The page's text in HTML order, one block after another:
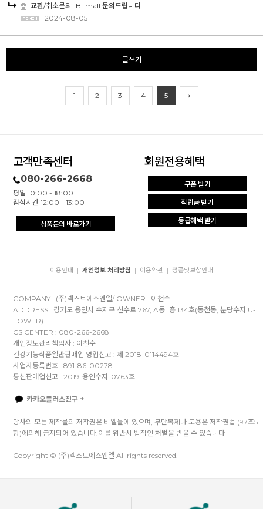
[교환/취소문의] BLmall 문의드립니다.
| 2024-08-05
글쓰기
1 2 3 4 5
고객만족센터
080-266-2668
평일 10:00 - 18:00
점심시간 12:00 - 13:00
상품문의 바로가기
회원전용혜택
쿠폰 받기
적립금 받기
등급혜택 받기
이용안내 | 개인정보 처리방침 | 이용약관 | 정품및보상안내
COMPANY : (주)넥스트에스엔엘/ OWNER : 이천수
ADDRESS : 경기도 용인시 수지구 신수로 767, A동 1층 134호(동천동, 분당수지 U-
TOWER)
CS CENTER : 080-266-2668
개인정보관리책임자 : 이천수
건강기능식품일반판매업 영업신고 : 제 2018-0114494호
사업자등록번호 : 891-86-00278
통신판매업신고 : 2019-용인수지-0763호
카카오플러스친구 +
당사의 모든 제작물의 저작권은 비엘몰에 있으며, 무단복제나 도용은 저작권법 (97조5
항)에의해 금지되어 있습니다.이를 위반시 법적인 처벌을 받을 수 있습니다
Copyright © (주)넥스트에스앤엘 All rights reserved.